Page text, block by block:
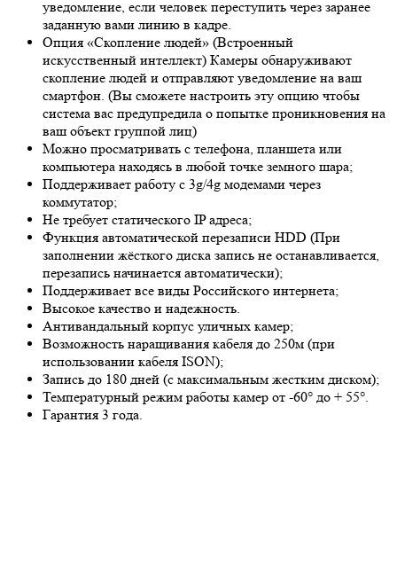
уведомление, если человек переступить через заранее
заданную вами линию в кадре.
Опция «Скопление людей» (Встроенный
искусственный интеллект) Камеры обнаруживают
скопление людей и отправляют уведомление на ваш
смартфон. (Вы сможете настроить эту опцию чтобы
система вас предупредила о попытке проникновения на
ваш объект группой лиц)
Можно просматривать с телефона, планшета или
компьютера находясь в любой точке земного шара;
Поддерживает работу с 3g/4g модемами через
коммутатор;
Не требует статического IP адреса;
Функция автоматической перезаписи HDD (При
заполнении жёсткого диска запись не останавливается,
перезапись начинается автоматически);
Поддерживает все виды Российского интернета;
Высокое качество и надежность.
Антивандальный корпус уличных камер;
Возможность наращивания кабеля до 250м (при
использовании кабеля ISON);
Запись до 180 дней (с максимальным жестким диском);
Температурный режим работы камер от -60° до + 55°.
Гарантия 3 года.